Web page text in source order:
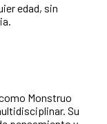
edad, sin
Monstruo
Su